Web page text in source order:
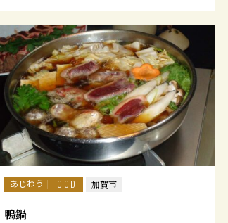
あじわう FOOD 加賀市
鴨鍋